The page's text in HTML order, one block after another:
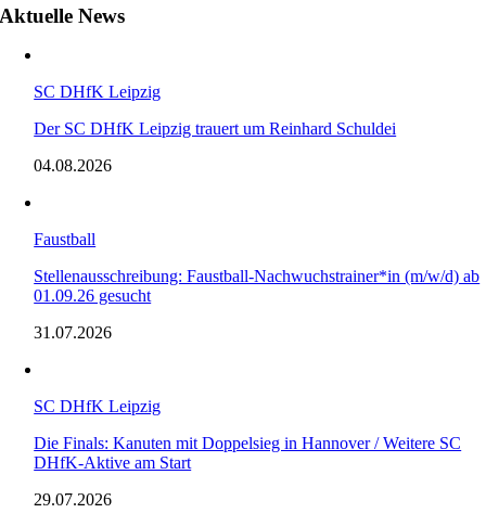
Aktuelle News
SC DHfK Leipzig
Der SC DHfK Leipzig trauert um Reinhard Schuldei
04.08.2026
Faustball
Stellenausschreibung: Faustball-Nachwuchstrainer*in (m/w/d) ab
01.09.26 gesucht
31.07.2026
SC DHfK Leipzig
Die Finals: Kanuten mit Doppelsieg in Hannover / Weitere SC
DHfK-Aktive am Start
29.07.2026